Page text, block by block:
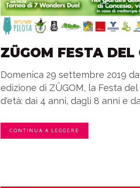
ZÜGOM FESTA
Domenica 29 settembre 2019
edizione di ZÜGOM, la Festa
d'età: dai 4 anni, dagli 8 anni e
CONTINUA A LEGGERE